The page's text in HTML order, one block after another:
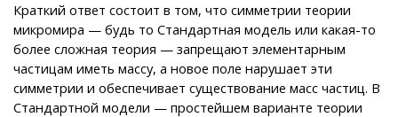
Краткий ответ состоит в том, что симметрии теории
микромира — будь то Стандартная модель или какая-то
более сложная теория — запрещают элементарным
частицам иметь массу, а новое поле нарушает эти
симметрии и обеспечивает существование масс частиц. В
Стандартной модели — простейшем варианте теории